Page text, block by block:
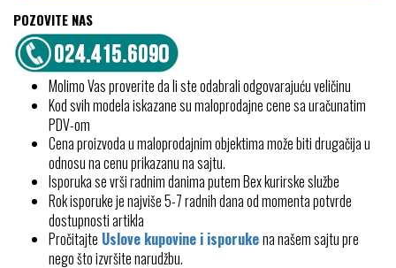
POZOVITE NAS
Molimo Vas proverite da li ste odabrali odgovarajuću veličinu
Kod svih modela iskazane su maloprodajne cene sa uračunatim
PDV-om
Cena proizvoda u maloprodajnim objektima može biti drugačija u
odnosu na cenu prikazanu na sajtu.
Isporuka se vrši radnim danima putem Bex kurirske službe
Rok isporuke je najviše 5-7 radnih dana od momenta potvrde
dostupnosti artikla
Pročitajte Uslove kupovine i isporukena našem sajtu pre
nego što izvršite narudžbu.